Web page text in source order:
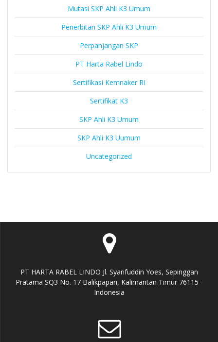
Mutasi SKP Ahli K3 Umum
Penerbitan SKP Ahli K3 Umum
Perpanjangan SKP
PT Harta Rabel Lindo
Sertifikasi Kemnaker RI
Sertifikat K3
SKP Ahli K3 Umum
SKP Ahli K3 Uumum
Uncategorized
PT HARTA RABEL LINDO Jl. Syarifuddin Yoes, Sepinggan
Pratama SQ3 No. 17 Balikpapan, Kalimantan Timur 76115 -
Indonesia